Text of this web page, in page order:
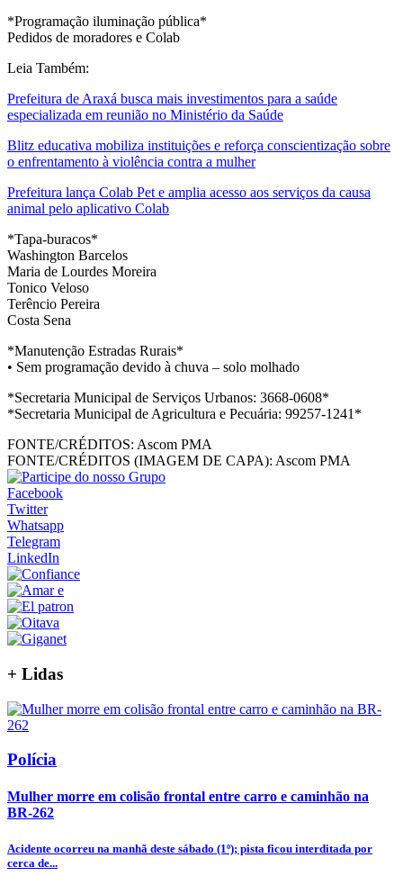
*Programação iluminação pública*
Pedidos de moradores e Colab
Leia Também:
Prefeitura de Araxá busca mais investimentos para a saúde
especializada em reunião no Ministério da Saúde
Blitz educativa mobiliza instituições e reforça conscientização sobre
o enfrentamento à violência contra a mulher
Prefeitura lança Colab Pet e amplia acesso aos serviços da causa
animal pelo aplicativo Colab
*Tapa-buracos*
Washington Barcelos
Maria de Lourdes Moreira
Tonico Veloso
Terêncio Pereira
Costa Sena
*Manutenção Estradas Rurais*
• Sem programação devido à chuva – solo molhado
*Secretaria Municipal de Serviços Urbanos: 3668-0608*
*Secretaria Municipal de Agricultura e Pecuária: 99257-1241*
FONTE/CRÉDITOS: Ascom PMA
FONTE/CRÉDITOS (IMAGEM DE CAPA): Ascom PMA
Facebook
Twitter
Whatsapp
Telegram
LinkedIn
+ Lidas
Polícia
Mulher morre em colisão frontal entre carro e caminhão na
BR-262
Acidente ocorreu na manhã deste sábado (1º); pista ficou interditada por
cerca de...